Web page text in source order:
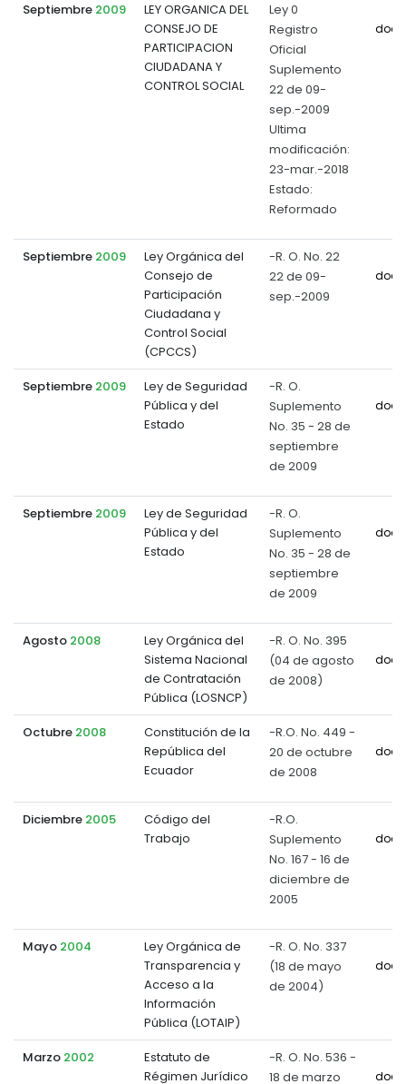
Septiembre 2009
LEY ORGANICA DEL
CONSEJO DE
PARTICIPACION
CIUDADANA Y
CONTROL SOCIAL
Ley 0
Registro
Oficial
Suplemento
22 de 09-
sep.-2009
Ultima
modificación:
23-mar.-2018
Estado:
Reformado
Septiembre 2009
Ley Orgánica del
Consejo de
Participación
Ciudadana y
Control Social
(CPCCS)
-R. O. No. 22
22 de 09-
sep.-2009
Septiembre 2009
Ley de Seguridad
Pública y del
Estado
-R. O.
Suplemento
No. 35 - 28 de
septiembre
de 2009
Septiembre 2009
Ley de Seguridad
Pública y del
Estado
-R. O.
Suplemento
No. 35 - 28 de
septiembre
de 2009
Agosto 2008
Ley Orgánica del
Sistema Nacional
de Contratación
Pública (LOSNCP)
-R. O. No. 395
(04 de agosto
de 2008)
Octubre 2008
Constitución de la
República del
Ecuador
-R.O. No. 449 -
20 de octubre
de 2008
Diciembre 2005
Código del
Trabajo
-R.O.
Suplemento
No. 167 - 16 de
diciembre de
2005
Mayo 2004
Ley Orgánica de
Transparencia y
Acceso a la
Información
Pública (LOTAIP)
-R. O. No. 337
(18 de mayo
de 2004)
Marzo 2002
Estatuto de
Régimen Jurídico
-R. O. No. 536 -
18 de marzo